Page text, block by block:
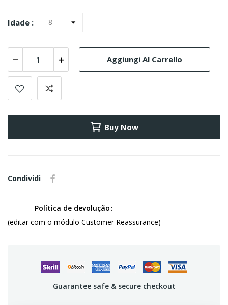
Idade :
Aggiungi Al Carrello
Buy Now
Condividi
Política de devolução
(editar com o módulo Customer Reassurance)
Guarantee safe & secure checkout